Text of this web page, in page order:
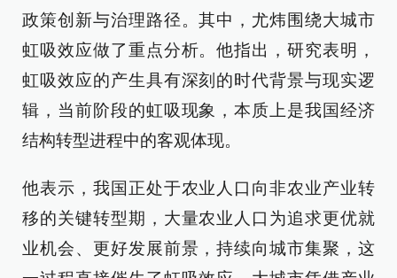
政策创新与治理路径。其中，尤炜围绕大城市
虹吸效应做了重点分析。他指出，研究表明，
虹吸效应的产生具有深刻的时代背景与现实逻
辑，当前阶段的虹吸现象，本质上是我国经济
结构转型进程中的客观体现。
他表示，我国正处于农业人口向非农业产业转
移的关键转型期，大量农业人口为追求更优就
业机会、更好发展前景，持续向城市集聚，这